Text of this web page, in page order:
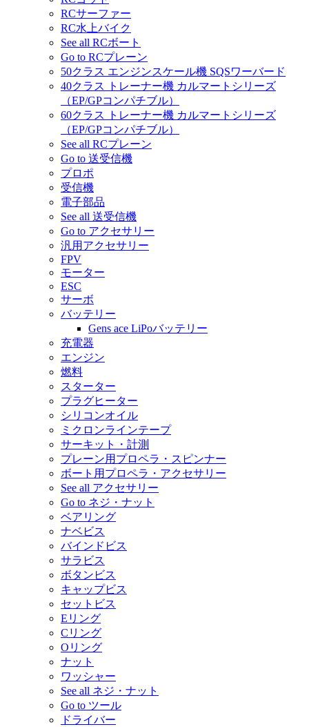
RCサーファー
RC水上バイク
See all RCボート
Go to RCプレーン
50クラス エンジンスケール機 SQSワーバード
40クラス トレーナー機 カルマートシリーズ
（EP/GPコンパチブル）
60クラス トレーナー機 カルマートシリーズ
（EP/GPコンパチブル）
See all RCプレーン
Go to 送受信機
プロポ
受信機
電子部品
See all 送受信機
Go to アクセサリー
汎用アクセサリー
FPV
モーター
ESC
サーボ
バッテリー
Gens ace LiPoバッテリー
充電器
エンジン
燃料
スターター
プラグヒーター
シリコンオイル
ミクロンラインテープ
サーキット・計測
プレーン用プロペラ・スピンナー
ボート用プロペラ・アクセサリー
See all アクセサリー
Go to ネジ・ナット
ベアリング
ナベビス
バインドビス
サラビス
ボタンビス
キャップビス
セットビス
Eリング
Cリング
Oリング
ナット
ワッシャー
See all ネジ・ナット
Go to ツール
ドライバー